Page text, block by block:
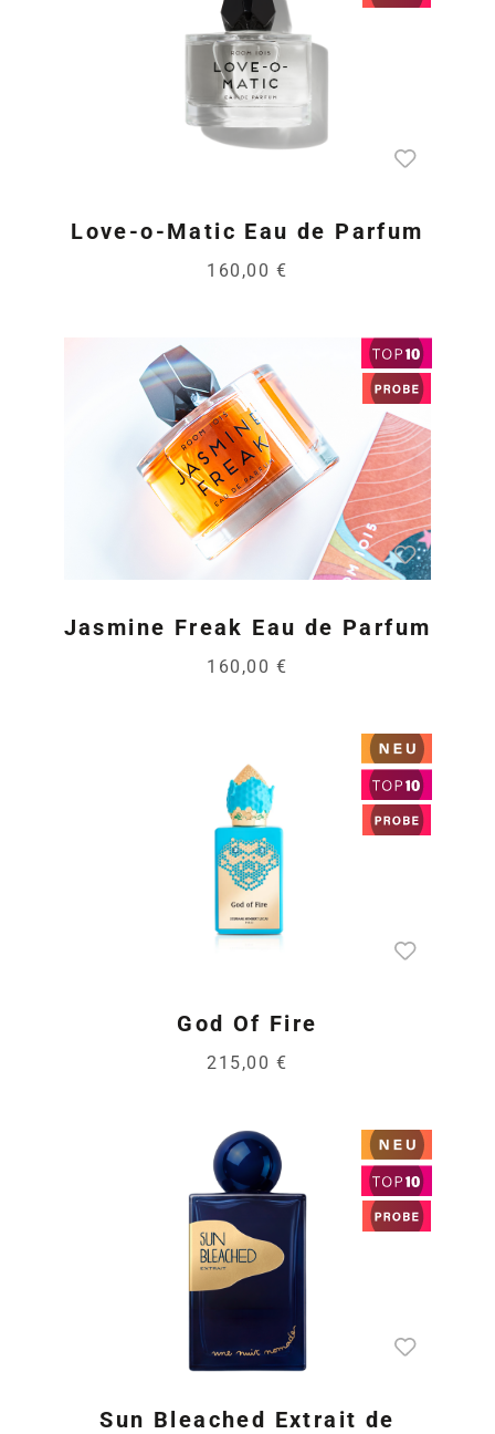
Love-o-Matic Eau de Parfum
160,00 €
Jasmine Freak Eau de Parfum
160,00 €
God Of Fire
215,00 €
Sun Bleached Extrait de